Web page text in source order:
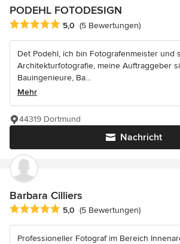
PODEHL FOTODESIGN
Durchschnittliche Bewertung: 5 von 5
5,0 (5 Bewertungen)
Det Podehl, ich bin Fotografenmeister und
Architekturfotografie, meine Auftraggeber
Bauingenieure, Ba...
Mehr
Nachricht
44319 Dortmund
Barbara Cilliers
Durchschnittliche Bewertung: 5 von 5
5,0 (5 Bewertungen)
Professioneller Fotograf im Bereich